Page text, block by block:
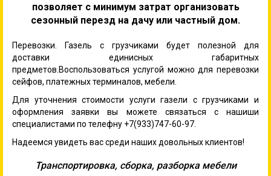
позволяет с минимум затрат организовать
сезонный перезд на дачу или частный дом.
Перевозки. Газель с грузчиками будет полезной для
доставки единисных габаритных
предметов.Воспользоваться услугой можно для перевозки
сейфов, платежных терминалов, мебели.
Для уточнения стоимости услуги газели с грузчиками и
оформления заявки вы можете связаться с нашиши
специалистами по телефну +7(933)747-60-97.
Надеемся увидеть вас среди наших довольных клиентов!
Транспортировка, сборка, разборка мебели